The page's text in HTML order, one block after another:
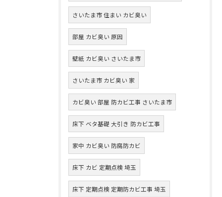
さいたま市 住まい カビ臭い
部屋 カビ臭い 原因
壁紙 カビ臭い さいたま市
さいたま市 カビ臭い 家
カビ臭い 部屋 防カビ工事 さいたま市
床下 ベタ基礎 大引き 防カビ工事
家中 カビ臭い 防腐防カビ
床下 カビ 定期点検 埼玉
床下 定期点検 定期防カビ工事 埼玉